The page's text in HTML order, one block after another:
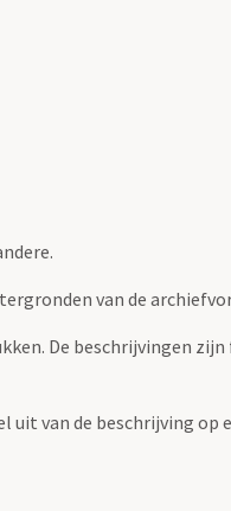
van de
De beschrijvingen
van de beschrijving